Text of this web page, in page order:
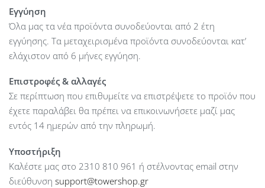
Compatibility : PC
Compatibility : MAC
Compatibility : PlayStation® 4
Compatibility : PlayStation® 5
Other : Sensitivity: 87.5 dB
Εγγύηση
Όλα μας τα νέα προϊόντα συνοδεύονται από 2 έτη
εγγύησης. Τα μεταχειρισμένα προϊόντα συνοδεύονται κατ’
ελάχιστον από 6 μήνες εγγύηση.
Επιστροφές & αλλαγές
Σε περίπτωση που επιθυμείτε να επιστρέψετε το προϊόν που
έχετε παραλάβει θα πρέπει να επικοινωνήσετε μαζί μας
εντός 14 ημερών από την πληρωμή.
Υποστήριξη
Καλέστε μας στο 2310 810 961 ή στέλνοντας email στην
διεύθυνση support@towershop.gr